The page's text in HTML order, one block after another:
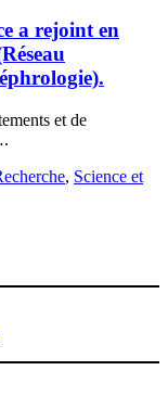
a rejoint en
et de
, Science et